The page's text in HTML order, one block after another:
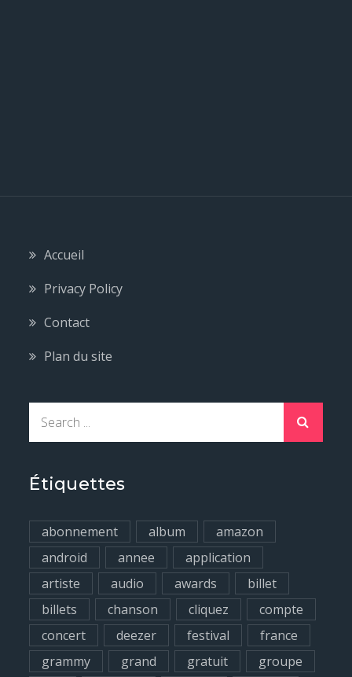
Accueil
Privacy Policy
Contact
Plan du site
r
h
f
o
Étiquettes
abonnement album
amazon
android
annee
application
artiste
audio awards
billet
billets
chanson cliquez
compte
concert
deezer festival
france
grammy
grand gratuit
groupe